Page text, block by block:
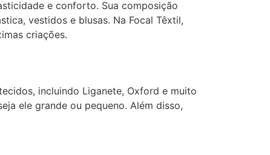
e conforto. Sua composição
vestidos e blusas. Na Focal Têxtil,
criações.
incluindo Liganete, Oxford e muito
ele grande ou pequeno. Além disso,